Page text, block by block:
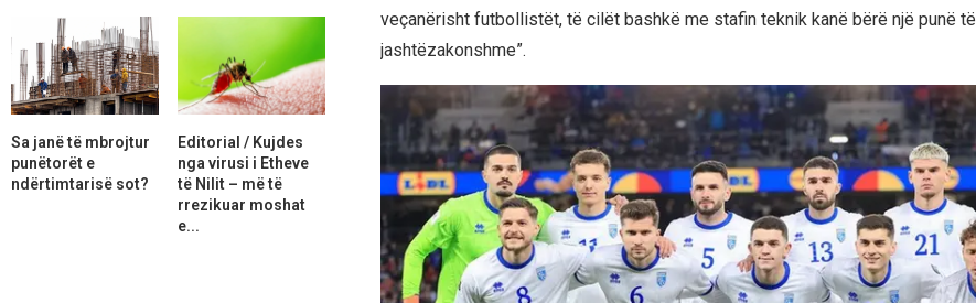
veçanërisht futbollistët, të cilët bashkë me stafin teknik kanë bërë një punë të
jashtëzakonshme”.
Sa janë të mbrojtur
punëtorët e
ndërtimtarisë sot?
Editorial / Kujdes
nga virusi i Etheve
të Nilit – më të
rrezikuar moshat
e...